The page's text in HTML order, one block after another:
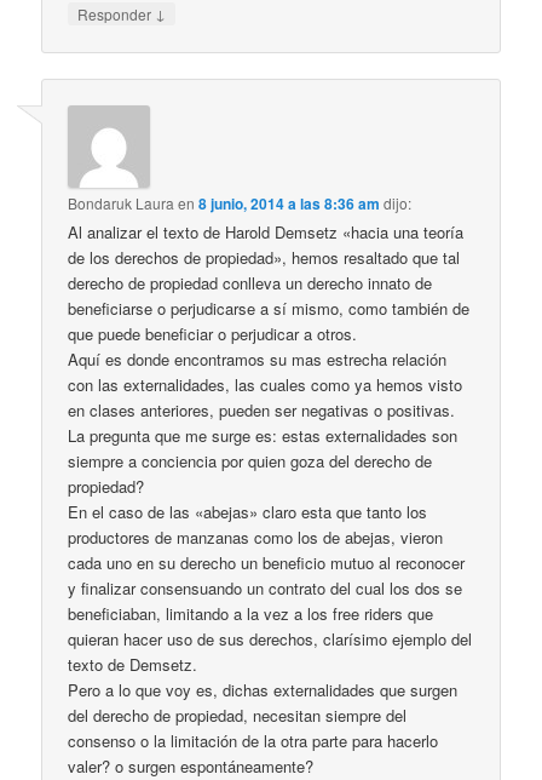
Responder ↓
Bondaruk Laura en8 junio, 2014 a las 8:36 am dijo:
Al analizar el texto de Harold Demsetz «hacia una teoría
de los derechos de propiedad», hemos resaltado que tal
derecho de propiedad conlleva un derecho innato de
beneficiarse o perjudicarse a sí mismo, como también de
que puede beneficiar o perjudicar a otros.
Aquí es donde encontramos su mas estrecha relación
con las externalidades, las cuales como ya hemos visto
en clases anteriores, pueden ser negativas o positivas.
La pregunta que me surge es: estas externalidades son
siempre a conciencia por quien goza del derecho de
propiedad?
En el caso de las «abejas» claro esta que tanto los
productores de manzanas como los de abejas, vieron
cada uno en su derecho un beneficio mutuo al reconocer
y finalizar consensuando un contrato del cual los dos se
beneficiaban, limitando a la vez a los free riders que
quieran hacer uso de sus derechos, clarísimo ejemplo del
texto de Demsetz.
Pero a lo que voy es, dichas externalidades que surgen
del derecho de propiedad, necesitan siempre del
consenso o la limitación de la otra parte para hacerlo
valer? o surgen espontáneamente?